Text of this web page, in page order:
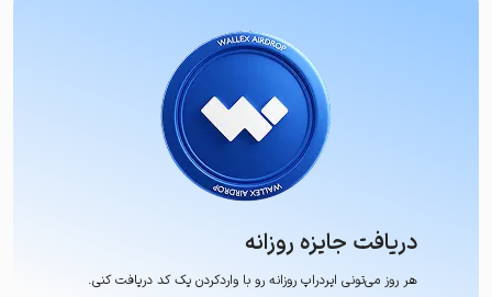
دریافت جایزه روزانه
هر روز می‌تونی ایردراپ روزانه رو با وارد‌کردن یک کد دریافت کنی.